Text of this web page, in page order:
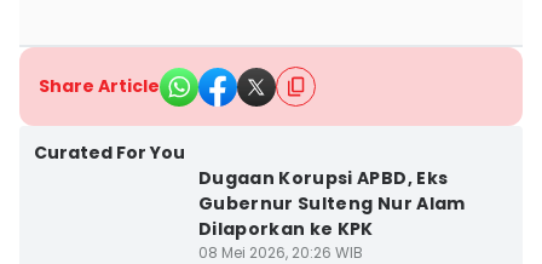
Share Article
Curated For You
Dugaan Korupsi APBD, Eks
Gubernur Sulteng Nur Alam
Dilaporkan ke KPK
08 Mei 2026, 20:26 WIB